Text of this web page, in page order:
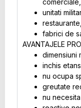
unitati
fabrici de
AVANTAJELE
dimensiuni
inchis etans
nu ocupa
greutate
nu